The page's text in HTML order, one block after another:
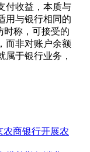
付收益，本质与
用与银行相同的
时称，可接受的
而非对账户余额
于银行业务，
农商银行开展农